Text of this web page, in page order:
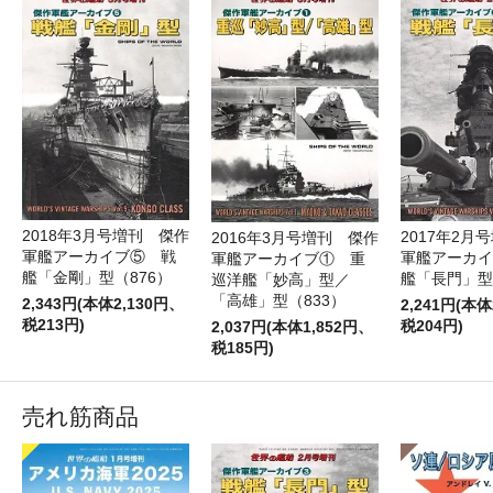
2018年3月号増刊 傑作
軍艦アーカイブ⑤ 戦
艦「金剛」型（876）
2,343円(本体2,130円、
税213円)
2016年3月号増刊 傑作
軍艦アーカイブ① 重
巡洋艦「妙高」型／
「高雄」型（833）
2,037円(本体1,852円、
税185円)
2017年2月
軍艦アーカ
艦「長門」
2,241円(本
税204円)
売れ筋商品